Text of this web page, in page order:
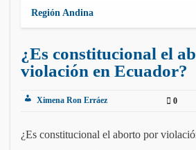
Región Andina
¿Es constitucional el
violación en Ecuador?
Ximena Ron Erráez 0
¿Es constitucional el aborto por